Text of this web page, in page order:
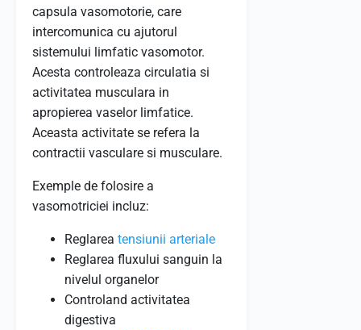
capsula vasomotorie, care
intercomunica cu ajutorul
sistemului limfatic vasomotor.
Acesta controleaza circulatia si
activitatea musculara in
apropierea vaselor limfatice.
Aceasta activitate se refera la
contractii vasculare si musculare.
Exemple de folosire a
vasomotriciei incluz:
Reglarea tensiunii arteriale
Reglarea fluxului sanguin la
nivelul organelor
Controland activitatea
digestiva